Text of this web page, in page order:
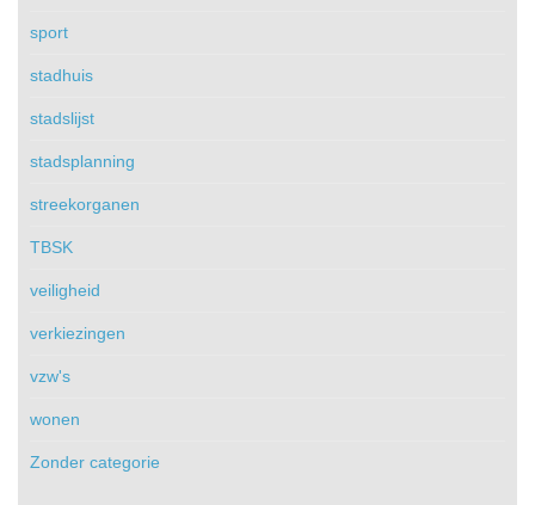
sport
stadhuis
stadslijst
stadsplanning
streekorganen
TBSK
veiligheid
verkiezingen
vzw's
wonen
Zonder categorie